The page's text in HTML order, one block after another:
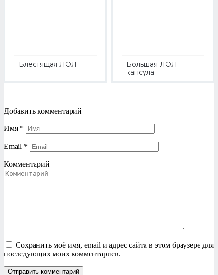
Блестящая ЛОЛ
Большая ЛОЛ
капсула
Добавить комментарий
Имя *
Email *
Комментарий
Сохранить моё имя, email и адрес сайта в этом браузере для
последующих моих комментариев.